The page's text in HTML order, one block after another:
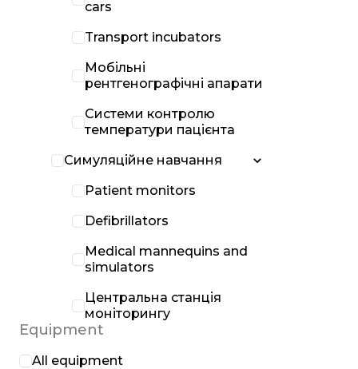
cars
Transport incubators
Мобільні
рентгенографічні апарати
Системи контролю
температури пацієнта
Симуляційне навчання
Patient monitors
Defibrillators
Medical mannequins and
simulators
Центральна станція
моніторингу
Equipment
All equipment